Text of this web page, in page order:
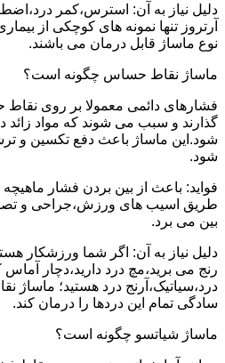
دلیل نیاز به آن: استرس،کمر
آرتروز تنها نمونه های کوچکی از
نوع ماساژ قابل درمان می باشند.
ماساژ نقاط حساس چگونه است؟
فشارهای دائمی معمولا بر روی
گذارند و سبب می شوند که مواد زائد
شود.این ماساژ باعث دفع تکسین و
شود.
فواید: باعث از بین بردن فشار
طریق اسیب های ورزش،جراحی و
بین می برد.
دلیل نیاز به آن: اگر شما ورزشکار
رنج می برید،مچ درد دارید،دچار
درد،سیاتیک،آرنج درد هستید؛ ماساژ
سادگی تمام این دردها را درمان کند.
ماساژ شیاتسو چگونه است؟